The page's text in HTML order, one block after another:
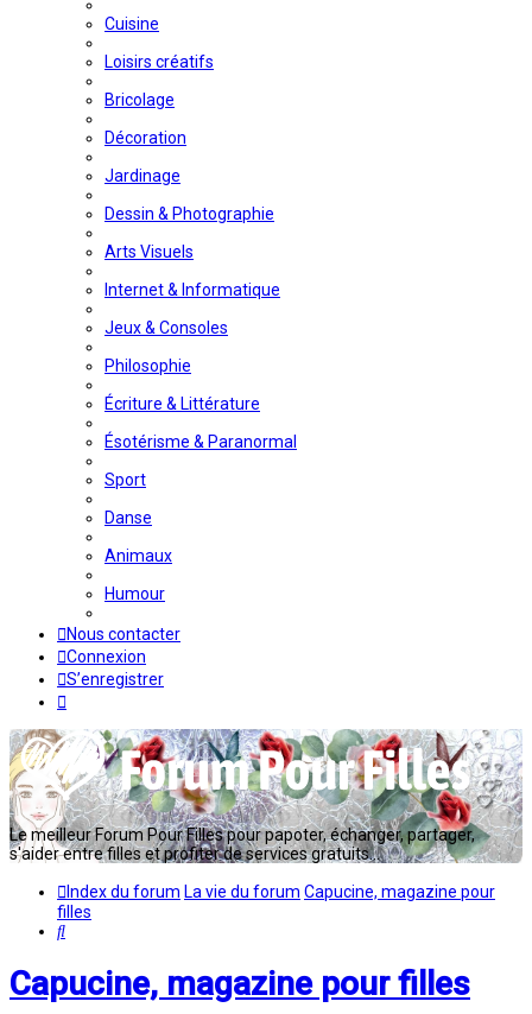
Cuisine
Loisirs créatifs
Bricolage
Décoration
Jardinage
Dessin & Photographie
Arts Visuels
Internet & Informatique
Jeux & Consoles
Philosophie
Écriture & Littérature
Ésotérisme & Paranormal
Sport
Danse
Animaux
Humour
Nous contacter
Connexion
S’enregistrer
Le meilleur Forum Pour Filles pour papoter, échanger, partager,
s'aider entre filles et profiter de services gratuits...
Index du forum La vie du forum Capucine, magazine pour
filles
Rechercher
Capucine, magazine pour filles